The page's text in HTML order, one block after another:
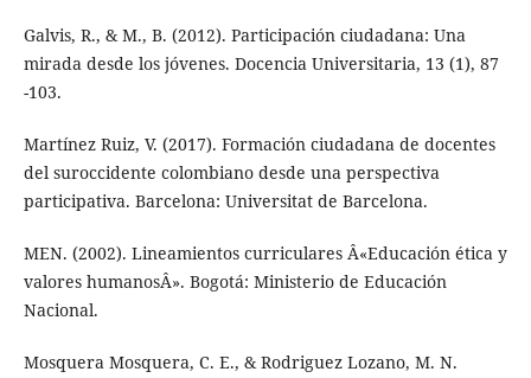
Galvis, R., & M., B. (2012). Participación ciudadana: Una
mirada desde los jóvenes. Docencia Universitaria, 13 (1), 87
-103.
Martínez Ruiz, V. (2017). Formación ciudadana de docentes
del suroccidente colombiano desde una perspectiva
participativa. Barcelona: Universitat de Barcelona.
MEN. (2002). Lineamientos curriculares Â«Educación ética y
valores humanosÂ». Bogotá: Ministerio de Educación
Nacional.
Mosquera Mosquera, C. E., & Rodriguez Lozano, M. N.